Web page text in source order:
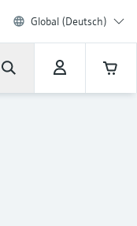
Global (Deutsch)